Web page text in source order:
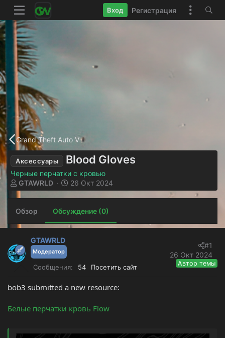
Вход Регистрация
Grand Theft Auto V
Аксессуары Blood Gloves
Черные перчатки с кровью
А
в
о
т
м
ы
GTAWRLD
Д
а
а
н
а
а
26 Окт 2024
Обзор Обсуждение (0)
GTAWRLD
Модератор
Сообщения 54 Посетить сайт
26 Окт 2024
#1
Автор темы
bob3 submitted a new resource:
Белые перчатки кровь Flow